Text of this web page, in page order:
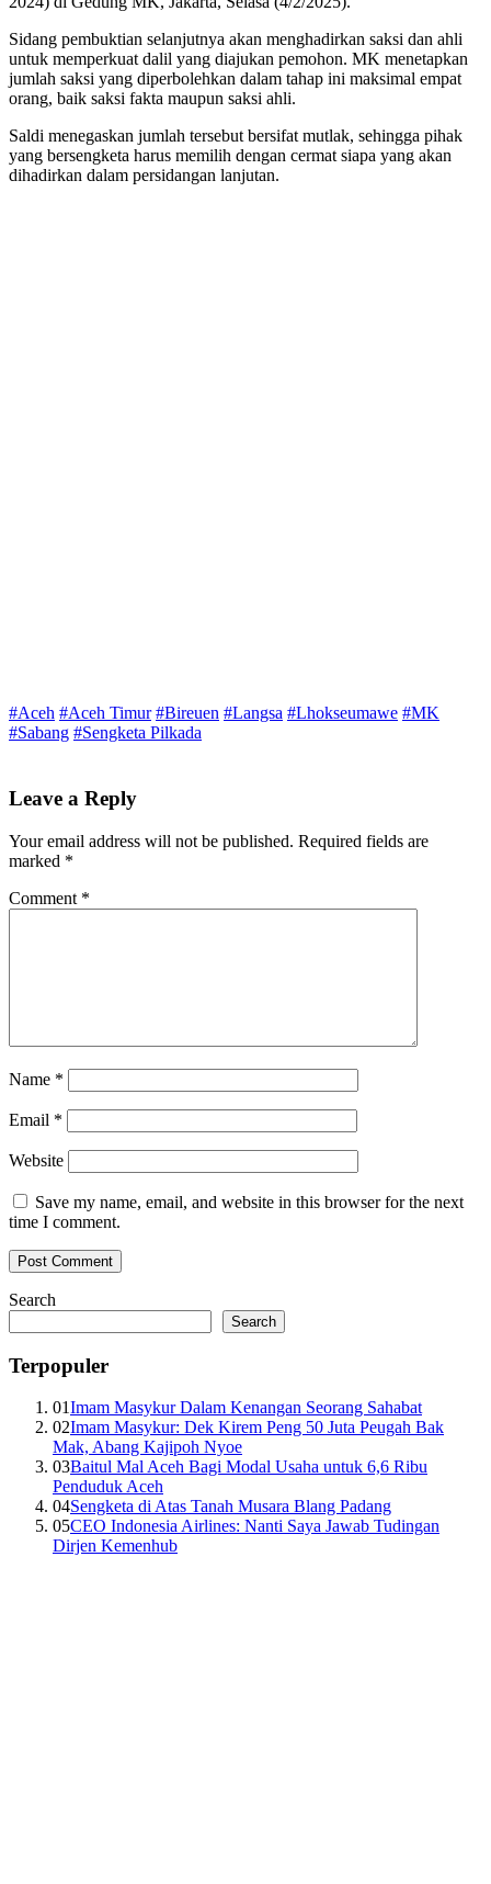
Sidang pembuktian selanjutnya akan menghadirkan saksi dan ahli
untuk memperkuat dalil yang diajukan pemohon. MK menetapkan
jumlah saksi yang diperbolehkan dalam tahap ini maksimal empat
orang, baik saksi fakta maupun saksi ahli.
Saldi menegaskan jumlah tersebut bersifat mutlak, sehingga pihak
yang bersengketa harus memilih dengan cermat siapa yang akan
dihadirkan dalam persidangan lanjutan.
#Aceh #Aceh Timur #Bireuen #Langsa #Lhokseumawe #MK
#Sabang #Sengketa Pilkada
Leave a Reply
Your email address will not be published. Required fields are
marked *
Comment *
Name *
Email *
Website
Save my name, email, and website in this browser for the next
time I comment.
Search
Search
Terpopuler
01Imam Masykur Dalam Kenangan Seorang Sahabat
02Imam Masykur: Dek Kirem Peng 50 Juta Peugah Bak
Mak, Abang Kajipoh Nyoe
03Baitul Mal Aceh Bagi Modal Usaha untuk 6,6 Ribu
Penduduk Aceh
04Sengketa di Atas Tanah Musara Blang Padang
05CEO Indonesia Airlines: Nanti Saya Jawab Tudingan
Dirjen Kemenhub